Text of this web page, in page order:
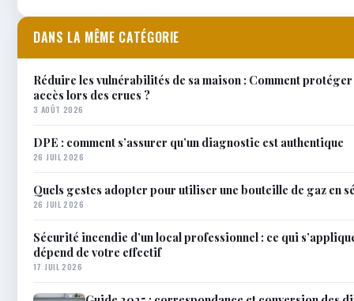
DANS LA MÊME CATÉGORIE
Réduire les vulnérabilités de sa maison : Comment
accès lors des crues ?
3 AOÛT 2026
DPE : comment s’assurer qu’un diagnostic est authentique
26 JUIL 2026
Quels gestes adopter pour utiliser une bouteille de gaz en
26 JUIL 2026
Sécurité incendie d’un local professionnel : ce qui
dépend de votre effectif
17 JUIL 2026